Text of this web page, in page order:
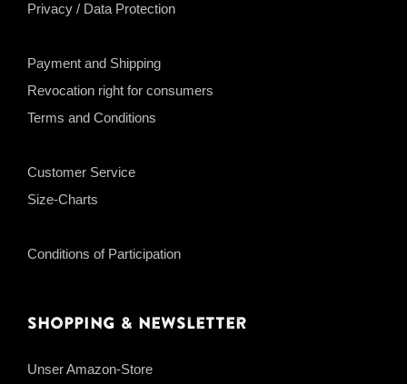
Privacy / Data Protection
Payment and Shipping
Revocation right for consumers
Terms and Conditions
Customer Service
Size-Charts
Conditions of Participation
Shopping & Newsletter
Unser Amazon-Store